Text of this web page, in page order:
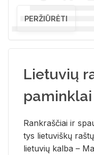
PERŽIŪRĖTI
Lietuvių
paminklai
Rank­raš­čiai ir
tys lie­tu­viš­kų
lie­tu­vių kal­ba –